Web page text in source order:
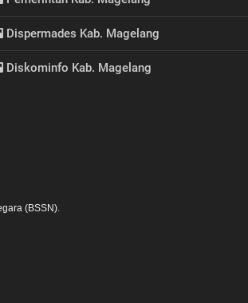
Dispermades Kab. Magelang
Diskominfo Kab. Magelang
(BSSN).